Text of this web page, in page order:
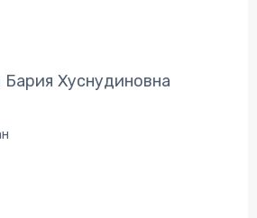
Бария Хуснудиновна